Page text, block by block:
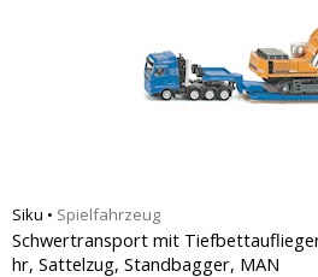
Siku • Spielfahrzeug
Schwertransport mit
hr, Sattelzug, Standbagger, MAN